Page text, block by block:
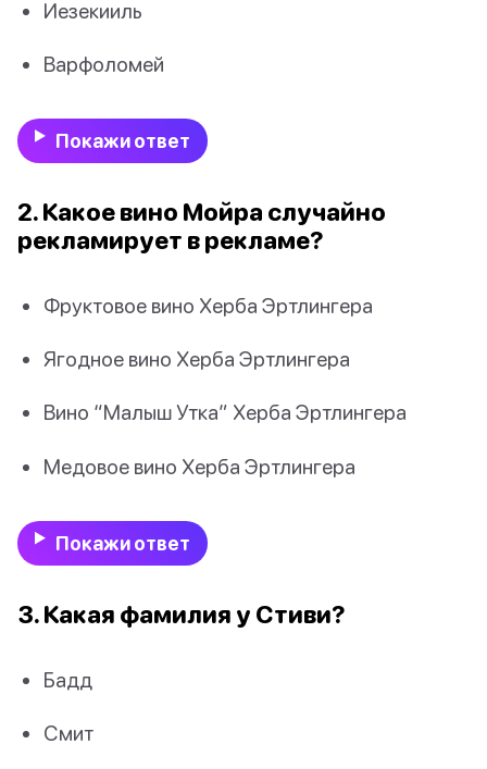
Иезекииль
Варфоломей
Покажи ответ
2. Какое вино Мойра случайно
рекламирует в рекламе?
Фруктовое вино Херба Эртлингера
Ягодное вино Херба Эртлингера
Вино “Малыш Утка” Херба Эртлингера
Медовое вино Херба Эртлингера
Покажи ответ
3. Какая фамилия у Стиви?
Бадд
Смит